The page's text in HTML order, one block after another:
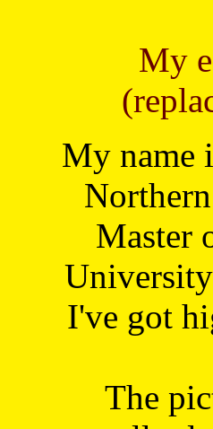
My
My name
Master
I've got
The